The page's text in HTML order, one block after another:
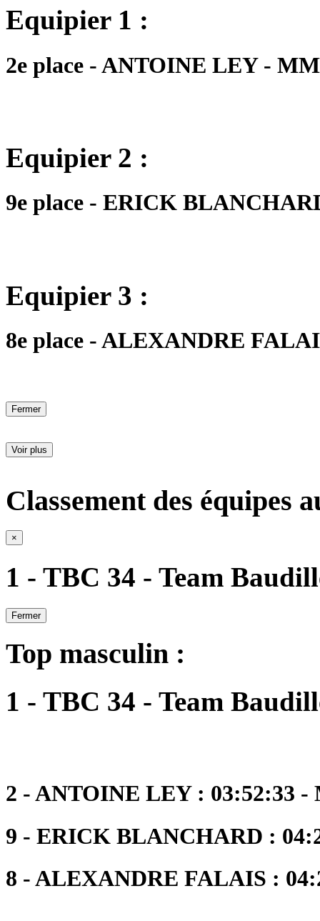
Equipier 1 :
2e place - ANTOINE LEY -
Equipier 2 :
9e place - ERICK
Equipier 3 :
8e place - ALEXANDRE
Fermer
Voir plus
Classement des équipes
×
1 - TBC 34 - Team
Fermer
Top masculin :
1 - TBC 34 - Team
2 - ANTOINE LEY : 03:52:33 -
9 - ERICK BLANCHARD :
8 - ALEXANDRE FALAIS :